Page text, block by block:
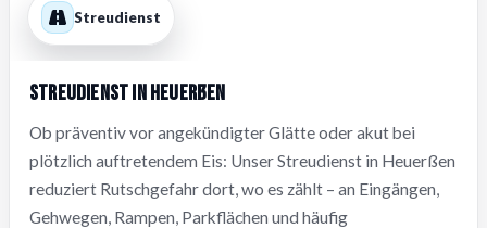
Streudienst
Streudienst in Heuerßen
Ob präventiv vor angekündigter Glätte oder akut bei
plötzlich auftretendem Eis: Unser Streudienst in Heuerßen
reduziert Rutschgefahr dort, wo es zählt – an Eingängen,
Gehwegen, Rampen, Parkflächen und häufig